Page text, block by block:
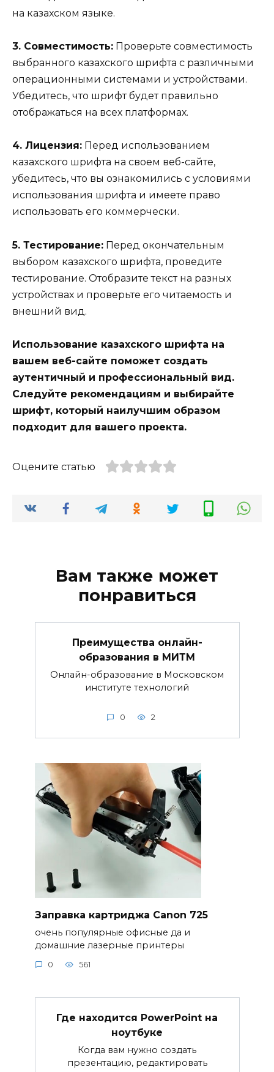
на казахском языке.
3. Совместимость: Проверьте совместимость
выбранного казахского шрифта с различными
операционными системами и устройствами.
Убедитесь, что шрифт будет правильно
отображаться на всех платформах.
4. Лицензия: Перед использованием
казахского шрифта на своем веб-сайте,
убедитесь, что вы ознакомились с условиями
использования шрифта и имеете право
использовать его коммерчески.
5. Тестирование: Перед окончательным
выбором казахского шрифта, проведите
тестирование. Отобразите текст на разных
устройствах и проверьте его читаемость и
внешний вид.
Использование казахского шрифта на
вашем веб-сайте поможет создать
аутентичный и профессиональный вид.
Следуйте рекомендациям и выбирайте
шрифт, который наилучшим образом
подходит для вашего проекта.
Оцените статью
Вам также может
понравиться
Преимущества онлайн-
образования в МИТМ
Онлайн-образование в Московском
институте технологий
0 2
Заправка картриджа Canon 725
очень популярные офисные да и
домашние лазерные принтеры
0 561
Где находится PowerPoint на
ноутбуке
Когда вам нужно создать
презентацию, редактировать